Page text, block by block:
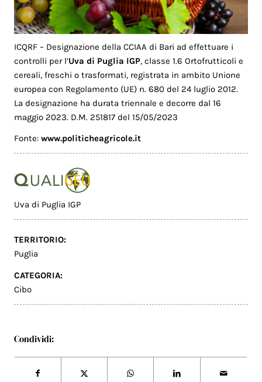
ICQRF – Designazione della CCIAA di Bari ad effettuare i
controlli per l’Uva di Puglia IGP, classe 1.6 Ortofrutticoli e
cereali, freschi o trasformati, registrata in ambito Unione
europea con Regolamento (UE) n. 680 del 24 luglio 2012.
La designazione ha durata triennale e decorre dal 16
maggio 2023. D.M. 251817 del 15/05/2023
Fonte:www.politicheagricole.it
Uva di Puglia IGP
TERRITORIO:
Puglia
CATEGORIA:
Cibo
Condividi: